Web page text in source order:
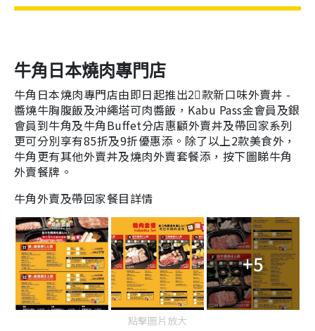
牛角日本燒肉專門店
牛角日本燒肉專門店由即日起推出2⃣款新口味外賣丼 -
醬燒牛胸腹飯及沖繩塔可肉醬飯，Kabu Pass金會員及銀
會員到牛角及牛角Buffet分店惠顧外賣丼及帶回家系列
更可分別享有85折及9折優惠添。除了以上2款美食外，
牛角更有其他外賣丼及燒肉外賣套餐添，按下圖睇牛角
外賣餐牌。
牛角外賣及帶回家餐目詳情
+5
點擊圖片放大